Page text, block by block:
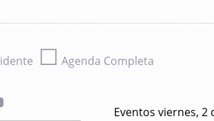
☐ Agenda Completa
Eventos viernes, 2